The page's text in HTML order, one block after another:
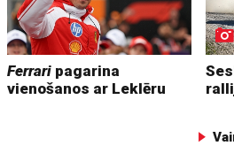
Ferrari pagarina
vienošanos ar Leklēru